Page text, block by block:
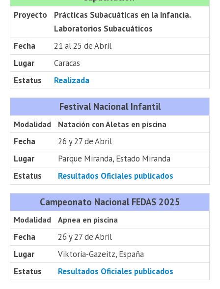
Proyecto
Prácticas Subacuáticas en la Infancia.
Laboratorios Subacuáticos
Fecha
21 al 25 de Abril
Lugar
Caracas
Estatus
Realizada
Festival Nacional Infantil
Modalidad Natación con Aletas en piscina
Fecha
26 y 27 de Abril
Lugar
Parque Miranda, Estado Miranda
Estatus
Resultados Oficiales publicados
Campeonato Nacional FEDAS 2025
Modalidad Apnea en piscina
Fecha
26 y 27 de Abril
Lugar
Viktoria-Gazeitz, España
Estatus
Resultados Oficiales publicados